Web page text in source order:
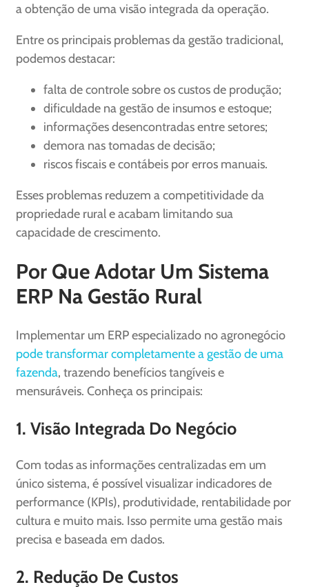
a obtenção de uma visão integrada da operação.
Entre os principais problemas da gestão tradicional,
podemos destacar:
falta de controle sobre os custos de produção;
dificuldade na gestão de insumos e estoque;
informações desencontradas entre setores;
demora nas tomadas de decisão;
riscos fiscais e contábeis por erros manuais.
Esses problemas reduzem a competitividade da
propriedade rural e acabam limitando sua
capacidade de crescimento.
Por Que Adotar Um Sistema
ERP Na Gestão Rural
Implementar um ERP especializado no agronegócio
pode transformar completamente a gestão de uma
fazenda, trazendo benefícios tangíveis e
mensuráveis. Conheça os principais:
1. Visão Integrada Do Negócio
Com todas as informações centralizadas em um
único sistema, é possível visualizar indicadores de
performance (KPIs), produtividade, rentabilidade por
cultura e muito mais. Isso permite uma gestão mais
precisa e baseada em dados.
2. Redução De Custos